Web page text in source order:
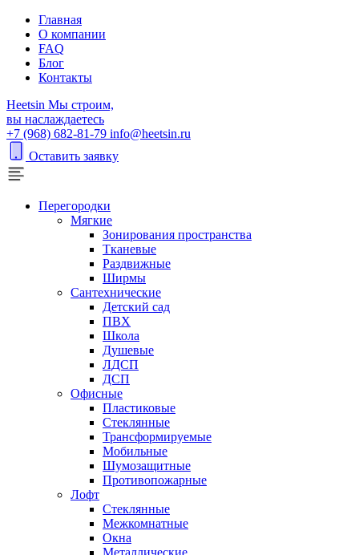
Главная
О компании
FAQ
Блог
Контакты
Heetsin Мы строим,
вы наслаждаетесь
+7 (968) 682-81-79 info@heetsin.ru
Оставить заявку
Перегородки
Мягкие
Зонирования пространства
Тканевые
Раздвижные
Ширмы
Сантехнические
Детский сад
ПВХ
Школа
Душевые
ЛДСП
ДСП
Офисные
Пластиковые
Стеклянные
Трансформируемые
Мобильные
Шумозащитные
Противопожарные
Лофт
Стеклянные
Межкомнатные
Окна
Металлические